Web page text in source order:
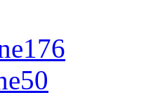
176
50